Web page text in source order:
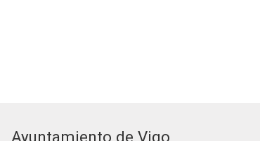
Ayuntamiento de Vigo